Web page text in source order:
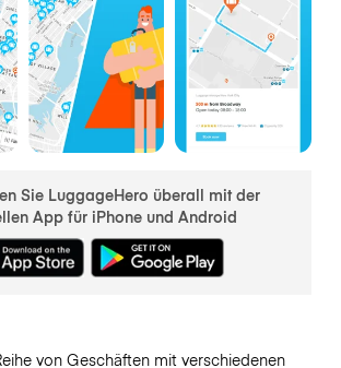
Sie LuggageHero überall mit der
App für iPhone und Android
von Geschäften mit verschiedenen